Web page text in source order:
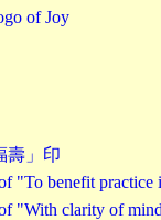
of Joy
壽」印
"To benefit practice
"With clarity of